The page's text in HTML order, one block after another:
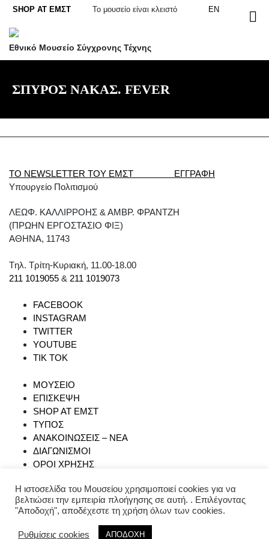
Skip
content
SHOP AT ΕΜΣΤ Το μουσείο είναι κλειστό EN
Εθνικό Μουσείο Σύγχρονης Τέχνης
ΣΠΥΡΟΣ ΝΑΚΑΣ. FEVER
ΤΟ NEWSLETTER ΤΟΥ ΕΜΣΤ ΕΓΓΡΑΦΗ
Υπουργείο Πολιτισμού
ΛΕΩΦ. ΚΑΛΛΙΡΡΟΗΣ & ΑΜΒΡ. ΦΡΑΝΤΖΗ
(ΠΡΩΗΝ ΕΡΓΟΣΤΑΣΙΟ ΦΙΞ)
ΑΘΗΝΑ, 11743
Tηλ. Τρίτη-Κυριακή, 11.00-18.00
211 1019055 & 211 1019073
FACEBOOK
INSTAGRAM
TWITTER
YOUTUBE
TIK TOK
ΜΟΥΣΕΙΟ
ΕΠΙΣΚΕΨΗ
SHOP AT ΕΜΣΤ
ΤΥΠΟΣ
ΑΝΑΚΟΙΝΩΣΕΙΣ – ΝΕΑ
ΔΙΑΓΩΝΙΣΜΟΙ
ΟΡΟΙ ΧΡΗΣΗΣ
Η ιστοσελίδα του Μουσείου χρησιμοποιεί cookies για να
βελτιώσει την εμπειρία πλοήγησης σε αυτή. . Επιλέγοντας
"Αποδοχή", αποδέχεστε τη χρήση όλων των cookies.
Ρυθμίσεις cookies ΑΠΟΔΟΧΗ